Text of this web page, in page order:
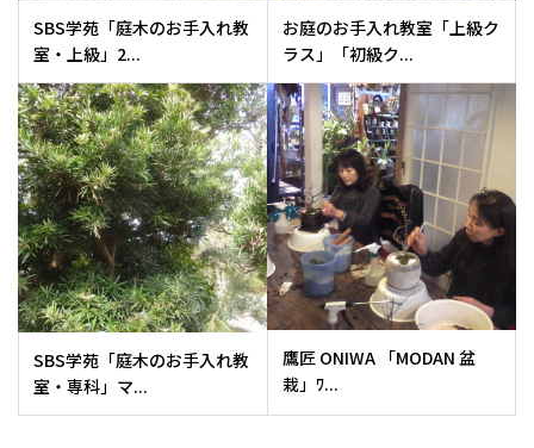
SBS学苑「庭木のお手入れ教
室・上級」2...
お庭のお手入れ教室「上級ク
ラス」「初級ク...
SBS学苑「庭木のお手入れ教
室・専科」マ...
鷹匠 ONIWA 「MODAN 盆
栽」ﾜ...